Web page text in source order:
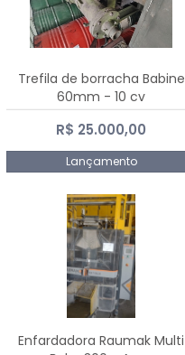
Trefila de borracha Babine
60mm - 10 cv
R$ 25.000,00
Lançamento
Enfardadora Raumak Multi